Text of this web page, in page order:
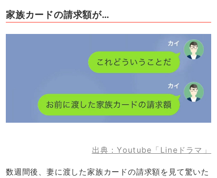
家族カードの請求額が…
出典：Youtube「Lineドラマ」
数週間後、妻に渡した家族カードの請求額を見て驚いた